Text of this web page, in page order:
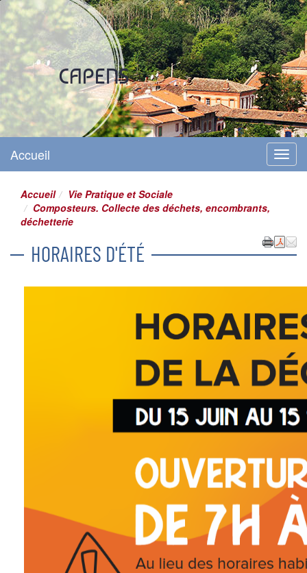
CAPENS
Site officiel
Menu
Accueil
Accueil
Vie Pratique et Sociale
Composteurs. Collecte des déchets, encombrants,
déchetterie
HORAIRES D'ÉTÉ